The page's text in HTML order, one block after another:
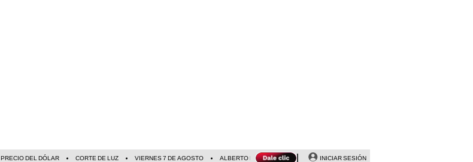
PRECIO DEL DÓLAR CORTE DE LUZ VIERNES 7 DE AGOSTO ALBERTO BENAVIDES NALDY SALDAÑA
INICIAR SESIÓN